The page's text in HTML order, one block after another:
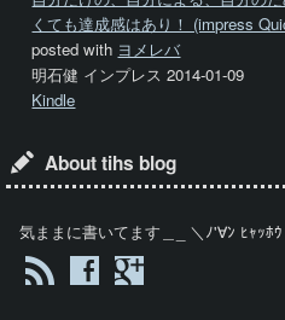
くても達成感はあり！ (impress
posted with ヨメレバ
明石健 インプレス 2014-01-09
Kindle
About tihs blog
気ままに書いてます＿_ ＼ﾉ'∀ﾝ ﾋｬｯﾎｳ